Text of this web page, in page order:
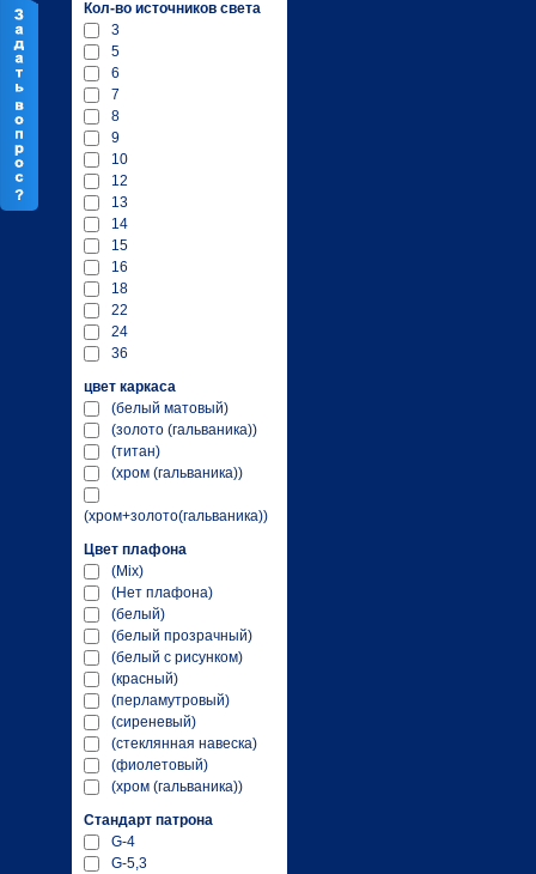
Кол-во источников света
3
5
6
7
8
9
10
12
13
14
15
16
18
22
24
36
цвет каркаса
(белый матовый)
(золото (гальваника))
(титан)
(хром (гальваника))
(хром+золото(гальваника))
Цвет плафона
(Mix)
(Нет плафона)
(белый)
(белый прозрачный)
(белый с рисунком)
(красный)
(перламутровый)
(сиреневый)
(стеклянная навеска)
(фиолетовый)
(хром (гальваника))
Стандарт патрона
G-4
G-5,3